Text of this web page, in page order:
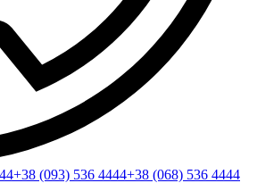
+38 (093) 536 4444+38 (068) 536 4444